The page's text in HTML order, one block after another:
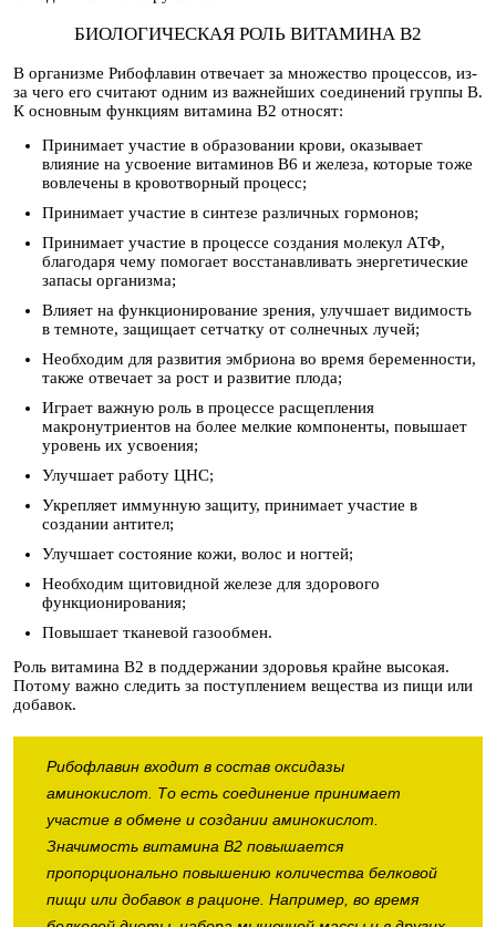
БИОЛОГИЧЕСКАЯ РОЛЬ ВИТАМИНА B2
В организме Рибофлавин отвечает за множество процессов, из-
за чего его считают одним из важнейших соединений группы B.
К основным функциям витамина B2 относят:
Принимает участие в образовании крови, оказывает
влияние на усвоение витаминов B6 и железа, которые тоже
вовлечены в кровотворный процесс;
Принимает участие в синтезе различных гормонов;
Принимает участие в процессе создания молекул АТФ,
благодаря чему помогает восстанавливать энергетические
запасы организма;
Влияет на функционирование зрения, улучшает видимость
в темноте, защищает сетчатку от солнечных лучей;
Необходим для развития эмбриона во время беременности,
также отвечает за рост и развитие плода;
Играет важную роль в процессе расщепления
макронутриентов на более мелкие компоненты, повышает
уровень их усвоения;
Улучшает работу ЦНС;
Укрепляет иммунную защиту, принимает участие в
создании антител;
Улучшает состояние кожи, волос и ногтей;
Необходим щитовидной железе для здорового
функционирования;
Повышает тканевой газообмен.
Роль витамина B2 в поддержании здоровья крайне высокая.
Потому важно следить за поступлением вещества из пищи или
добавок.
Рибофлавин входит в состав оксидазы
аминокислот. То есть соединение принимает
участие в обмене и создании аминокислот.
Значимость витамина B2 повышается
пропорционально повышению количества белковой
пищи или добавок в рационе. Например, во время